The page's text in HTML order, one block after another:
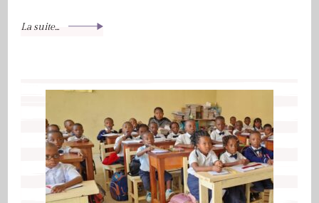
La suite...